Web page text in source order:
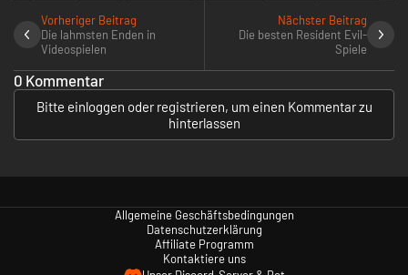
Vorheriger Beitrag
Die lahmsten Enden in
Videospielen
Nächster Beitrag
Die besten Resident Evil-
Spiele
0 Kommentar
Bitte einloggen oder registrieren, um einen Kommentar zu
hinterlassen
Allgemeine Geschäftsbedingungen
Datenschutzerklärung
Affiliate Programm
Kontaktiere uns